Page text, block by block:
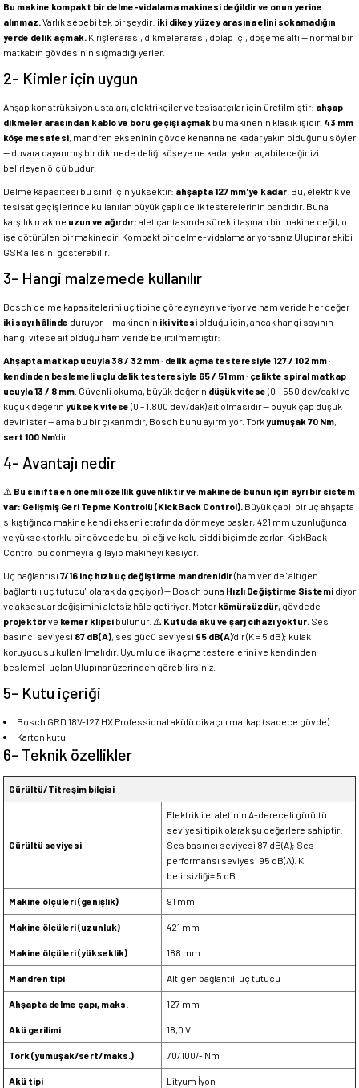
Bu makine kompakt bir delme-vidalama makinesi değildir ve onun yerine
alınmaz.Varlık sebebi tek bir şeydir: iki dikey yüzey arasına elini sokamadığın
yerde delik açmak. Kirişler arası, dikmeler arası, dolap içi, döşeme altı — normal bir
matkabın gövdesinin sığmadığı yerler.
2- Kimler için uygun
Ahşap konstrüksiyon ustaları, elektrikçiler ve tesisatçılar için üretilmiştir: ahşap
dikmeler arasından kablo ve boru geçişi açmak bu makinenin klasik işidir. 43 mm
köşe mesafesi, mandren ekseninin gövde kenarına ne kadar yakın olduğunu söyler
— duvara dayanmış bir dikmede deliği köşeye ne kadar yakın açabileceğinizi
belirleyen ölçü budur.
Delme kapasitesi bu sınıf için yüksektir: ahşapta 127 mm'ye kadar . Bu, elektrik ve
tesisat geçişlerinde kullanılan büyük çaplı delik testerelerinin bandıdır. Buna
karşılık makine uzun ve ağırdır; alet çantasında sürekli taşınan bir makine değil, o
işe götürülen bir makinedir. Kompakt bir delme-vidalama arıyorsanız Ulupınar ekibi
GSR ailesini gösterebilir.
3- Hangi malzemede kullanılır
Bosch delme kapasitelerini uç tipine göre ayrı ayrı veriyor ve ham veride her değer
iki sayı hâlinde duruyor — makinenin iki vitesi olduğu için, ancak hangi sayının
hangi vitese ait olduğu ham veride belirtilmemiştir:
Ahşapta matkap ucuyla 38 / 32 mm· delik açma testeresiyle 127 / 102 mm·
kendinden beslemeli uçlu delik testeresiyle 65 / 51 mm· çelikte spiral matkap
ucuyla 13 / 8 mm . Güvenli okuma, büyük değerin düşük vitese (0 – 550 dev/dak) ve
küçük değerin yüksek vitese (0 – 1.800 dev/dak) ait olmasıdır — büyük çap düşük
devir ister — ama bu bir çıkarımdır, Bosch bunu ayırmıyor. Torkyumuşak 70 Nm,
sert 100 Nm'dir.
4- Avantajı nedir
⚠️ Bu sınıfta en önemli özellik güvenliktir ve makinede bunun için ayrı bir sistem
var: Gelişmiş Geri Tepme Kontrolü (KickBack Control). Büyük çaplı bir uç ahşapta
sıkıştığında makine kendi ekseni etrafında dönmeye başlar; 421 mm uzunluğunda
ve yüksek torklu bir gövdede bu, bileği ve kolu ciddi biçimde zorlar. KickBack
Control bu dönmeyi algılayıp makineyi kesiyor.
Uç bağlantısı 7/16 inç hızlı uç değiştirme mandrenidir(ham veride "altıgen
bağlantılı uç tutucu" olarak da geçiyor) — Bosch buna Hızlı Değiştirme Sistemi diyor
ve aksesuar değişimini aletsiz hâle getiriyor. Motorkömürsüzdür, gövdede
projektörve kemer klipsi bulunur. ⚠️ Kutuda akü ve şarj cihazı yoktur. Ses
basıncı seviyesi 87 dB(A), ses gücü seviyesi 95 dB(A)'dır (K = 5 dB); kulak
koruyucusu kullanılmalıdır. Uyumlu delik açma testerelerini ve kendinden
beslemeli uçları Ulupınar üzerinden görebilirsiniz.
5- Kutu içeriği
Bosch GRD 18V-127 HX Professional akülü dik açılı matkap (sadece gövde)
Karton kutu
6- Teknik özellikler
Gürültü/Titreşim bilgisi
Gürültü seviyesi
Elektrikli el aletinin A-dereceli gürültü
seviyesi tipik olarak şu değerlere sahiptir:
Ses basıncı seviyesi 87 dB(A); Ses
performansı seviyesi 95 dB(A). K
belirsizliği= 5 dB.
Makine ölçüleri (genişlik) 91 mm
Makine ölçüleri (uzunluk) 421 mm
Makine ölçüleri (yükseklik) 188 mm
Mandren tipi Altıgen bağlantılı uç tutucu
Ahşapta delme çapı, maks. 127 mm
Akü gerilimi 18,0 V
Tork (yumuşak/sert/maks.) 70/100/- Nm
Akü tipi Lityum İyon